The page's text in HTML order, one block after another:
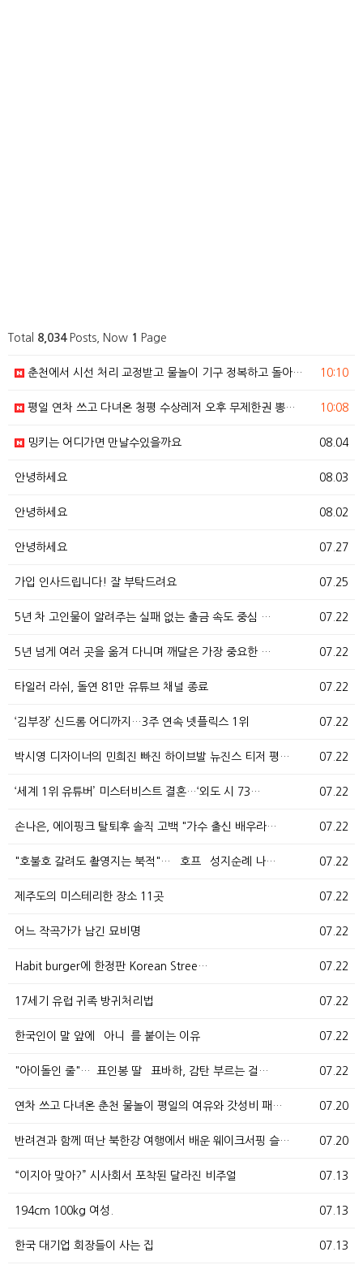
Total 8,034Posts, Now 1 Page
10:10
춘천에서 시선 처리 교정받고 물놀이 기구 정복하고 돌아…
10:08
평일 연차 쓰고 다녀온 청평 수상레저 오후 무제한권 뽕…
08.04
밍키는 어디가면 만날수있을까요
08.03
안녕하세요
08.02
안녕하세요
07.27
안녕하세요
07.25
가입 인사드립니다! 잘 부탁드려요
07.22
5년 차 고인물이 알려주는 실패 없는 출금 속도 중심 …
07.22
5년 넘게 여러 곳을 옮겨 다니며 깨달은 가장 중요한 …
07.22
타일러 라쉬, 돌연 81만 유튜브 채널 종료
07.22
‘김부장’ 신드롬 어디까지…3주 연속 넷플릭스 1위
07.22
박시영 디자이너의 민희진 빠진 하이브발 뉴진스 티저 평…
07.22
‘세계 1위 유튜버’ 미스터비스트 결혼…‘외도 시 73…
07.22
손나은, 에이핑크 탈퇴후 솔직 고백 "가수 출신 배우라…
07.22
"호불호 갈려도 촬영지는 북적"… `호프` 성지순례 나…
07.22
제주도의 미스테리한 장소 11곳
07.22
어느 작곡가가 남긴 묘비명
07.22
Habit burger에 한정판 Korean Stree…
07.22
17세기 유럽 귀족 방귀처리법
07.22
한국인이 말 앞에 `아니`를 붙이는 이유
07.22
"아이돌인 줄"…`표인봉 딸` 표바하, 감탄 부르는 걸…
07.20
연차 쓰고 다녀온 춘천 물놀이 평일의 여유와 갓성비 패…
07.20
반려견과 함께 떠난 북한강 여행에서 배운 웨이크서핑 슬…
07.13
“이지아 맞아?” 시사회서 포착된 달라진 비주얼
07.13
194cm 100kg 여성.
07.13
한국 대기업 회장들이 사는 집